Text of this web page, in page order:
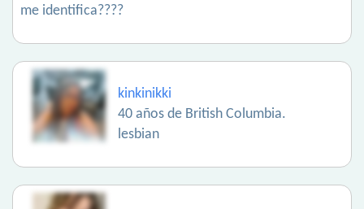
me identifica????
kinkinikki
40 años de British Columbia.
lesbian